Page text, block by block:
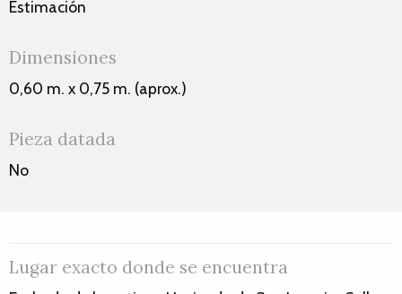
Estimación
Dimensiones
0,60 m. x 0,75 m. (aprox.)
Pieza datada
No
Lugar exacto donde se encuentra